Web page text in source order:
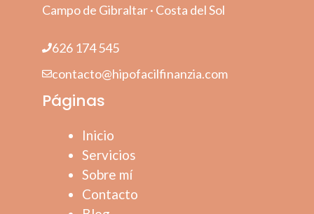
Campo de Gibraltar · Costa del Sol
626 174 545
contacto@hipofacilfinanzia.com
Páginas
Inicio
Servicios
Sobre mí
Contacto